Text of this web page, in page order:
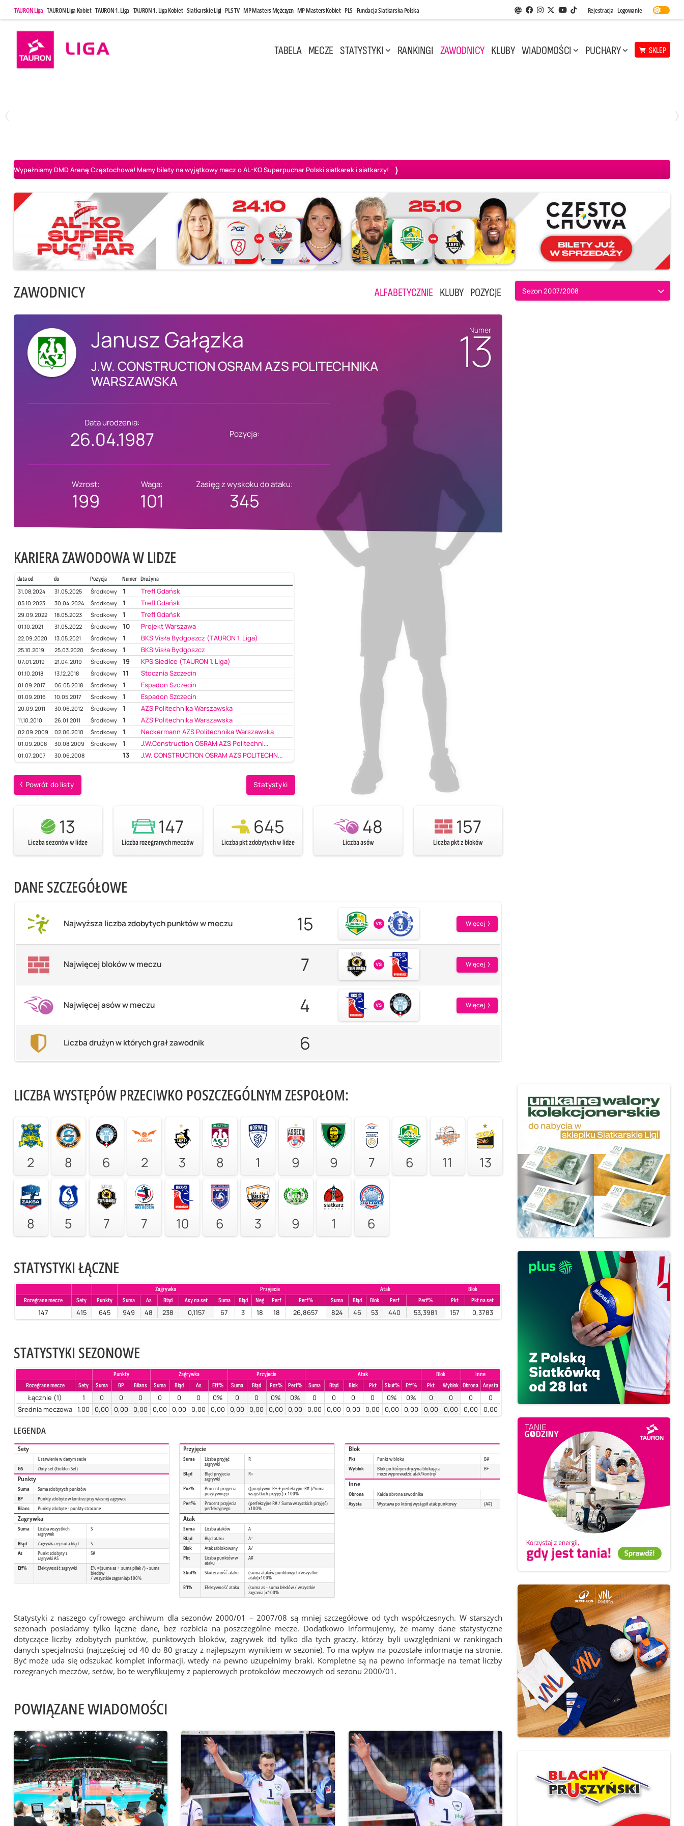
TAURON Liga TAURON Liga Kobiet TAURON 1. Liga TAURON 1. Liga Kobiet Siatkarskie Ligi PLS TV MP Masters Mężczyzn MP Masters Kobiet PLS Fundacja Siatkarska Polska Aplikacja Siatkarskie Ligi
Facebook
Instagram
Twitter
Youtube
TikTok
Rejestracja Logowanie
TABELA MECZE STATYSTYKI RANKINGI ZAWODNICY KLUBY WIADOMOŚCI PUCHARY SKLEP
Wypełniamy DMD Arenę Częstochowa! Mamy bilety na wyjątkowy mecz o AL-KO Superpuchar Polski siatkarek i siatkarzy!
ZAWODNICY ALFABETYCZNIE KLUBY POZYCJE Sezon 2007/2008
Janusz Gałązka
J.W. CONSTRUCTION OSRAM AZS POLITECHNIKA
WARSZAWSKA
Data urodzenia:
26.04.1987 Pozycja:
Wzrost:
199
Waga:
101
Zasięg z wyskoku do ataku:
345
KARIERA ZAWODOWA W LIDZE
data od do Pozycja Numer Drużyna
31.08.2024
31.05.2025 Środkowy 1 Trefl Gdańsk
05.10.2023 30.04.2024 Środkowy 1 Trefl Gdańsk
29.09.2022 18.05.2023 Środkowy 1 Trefl Gdańsk
01.10.2021 31.05.2022 Środkowy 10 Projekt Warszawa
22.09.2020 13.05.2021 Środkowy 1 BKS Visła Bydgoszcz (TAURON 1. Liga)
25.10.2019 25.03.2020 Środkowy 1 BKS Visła Bydgoszcz
07.01.2019 21.04.2019 Środkowy 19 KPS Siedlce (TAURON 1. Liga)
01.10.2018 13.12.2018 Środkowy 11 Stocznia Szczecin
01.09.2017 06.05.2018 Środkowy 1 Espadon Szczecin
01.09.2016 10.05.2017 Środkowy 1 Espadon Szczecin
20.09.2011 30.06.2012 Środkowy 1 AZS Politechnika Warszawska
11.10.2010 26.01.2011 Środkowy 1 AZS Politechnika Warszawska
02.09.2009 02.06.2010 Środkowy 1 Neckermann AZS Politechnika Warszawska
01.09.2008 30.08.2009 Środkowy 1 J.W.Construction OSRAM AZS Politechni...
01.07.2007 30.06.2008 13 J.W. CONSTRUCTION OSRAM AZS POLITECHN...
Powrót do listy Statystyki
Numer
13
13
Liczba sezonów w lidze
147
Liczba rozegranych meczów
645
Liczba pkt zdobytych w lidze
48
Liczba asów
157
Liczba pkt z bloków
DANE SZCZEGÓŁOWE
Najwyższa liczba zdobytych punktów w meczu 15 vs Więcej
Najwięcej bloków w meczu 7 vs Więcej
Najwięcej asów w meczu 4 vs Więcej
Liczba drużyn w których grał zawodnik 6
LICZBA WYSTĘPÓW PRZECIWKO POSZCZEGÓLNYM ZESPOŁOM:
2 8 6 2 3 8 1 9 9 7 6 11 13
8 5 7 7 10 6 3 9 1 6
STATYSTYKI ŁĄCZNE
Zagrywka Przyjecie Atak
Blok
Rozegrane mecze
Sety Punkty Suma As Błąd Asy na set Suma Błąd Neg Perf Perf% Suma Błąd Blok Perf Perf% Pkt Pkt na set
147 415 645 949 48 238 0,1157 67 3 18 18 26,8657 824 46 53 440 53,3981 157 0,3783
STATYSTYKI SEZONOWE
Punkty Zagrywka Przyjecie Atak Blok
Inne
Rozegrane mecze
Sety Suma BP Bilans Suma Błąd As Eff% Suma Błąd Poz% Perf% Suma Błąd Blok Pkt Skut% Eff% Pkt Wyblok Obrona Asysta
Łącznie (1) 1 0 0 0 0 0 0 0% 0 0 0% 0% 0 0 0 0 0% 0% 0 0 0
0
Średnia meczowa 1,00 0,00 0,00 0,00 0,00 0,00 0,00 0,00 0,00 0,00 0,00 0,00 0,00 0,00 0,00 0,00 0,00 0,00 0,00 0,00 0,00 0,00
LEGENDA
Sety
Ustawienie w danym secie
GS
Złoty set (Golden Set)
Punkty
Suma
Suma zdobytych punktów
BP
Punkty zdobyte w kontrze przy własnej zagrywce
Bilans
Punkty zdobyte - punkty stracone
Zagrywka
Suma Liczba wszystkich
zagrywek
S
Błąd Zagrywka zepsuta błąd
S=
As
Punkt zdobyty z
zagrywki AS
S#
Eff% Efektywsość zagrywki E% =(suma as + suma piłek /) - suma
błedów
/ wszystkie zagrania)x100%
Przyjęcie
Suma Liczba przyjęć
zagrywki
R
Błąd Błąd przyjecia
zagrywki
R=
Poz% Procent przyjecia
pozytywnego
((pozytywne R+ + perfekcyjne R# )/Suma
wszystkich przyjęć) x 100%
Perf%
Procent przyjecia
perfekcyjnego
(perfekcyjne R# / Suma wszystkich przyjęć)
x100%
Atak
Suma Liczba ataków
A
Błąd
Błąd ataku
A=
Blok
Atak zablokowany
A/
Pkt
Liczba punktów w
ataku
A#
Skut% Skuteczność ataku (suma ataków punktowych/wszystkie
ataki)x100%
Eff%
Efektywność ataku (suma as - suma błedów / wszystkie
zagrania )x100%
Blok
Pkt Punkt w bloku
B#
Wyblok
Blok po którym drużyna blokująca
może wyprowadzić atak/kontrę/
B+
Inne
Obrona
Każda obrona zawodnika
Asysta
Wystawa po której wystąpił atak punktowy (A#)
Statystyki z naszego cyfrowego archiwum dla sezonów 2000/01 – 2007/08 są mniej szczegółowe od tych współczesnych. W starszych
sezonach posiadamy tylko łączne dane, bez rozbicia na poszczególne mecze. Dodatkowo informujemy, że mamy dane statystyczne
dotyczące liczby zdobytych punktów, punktowych bloków, zagrywek itd tylko dla tych graczy, którzy byli uwzględniani w rankingach
danych specjalności (najczęściej od 40 do 80 graczy z najlepszym wynikiem w sezonie). To ma wpływ na pozostałe informacje na stronie.
Być może uda się odszukać komplet informacji, wtedy na pewno uzupełnimy braki. Kompletne są na pewno informacje na temat liczby
rozegranych meczów, setów, bo te weryfikujemy z papierowych protokołów meczowych od sezonu 2000/01.
POWIĄZANE WIADOMOŚCI